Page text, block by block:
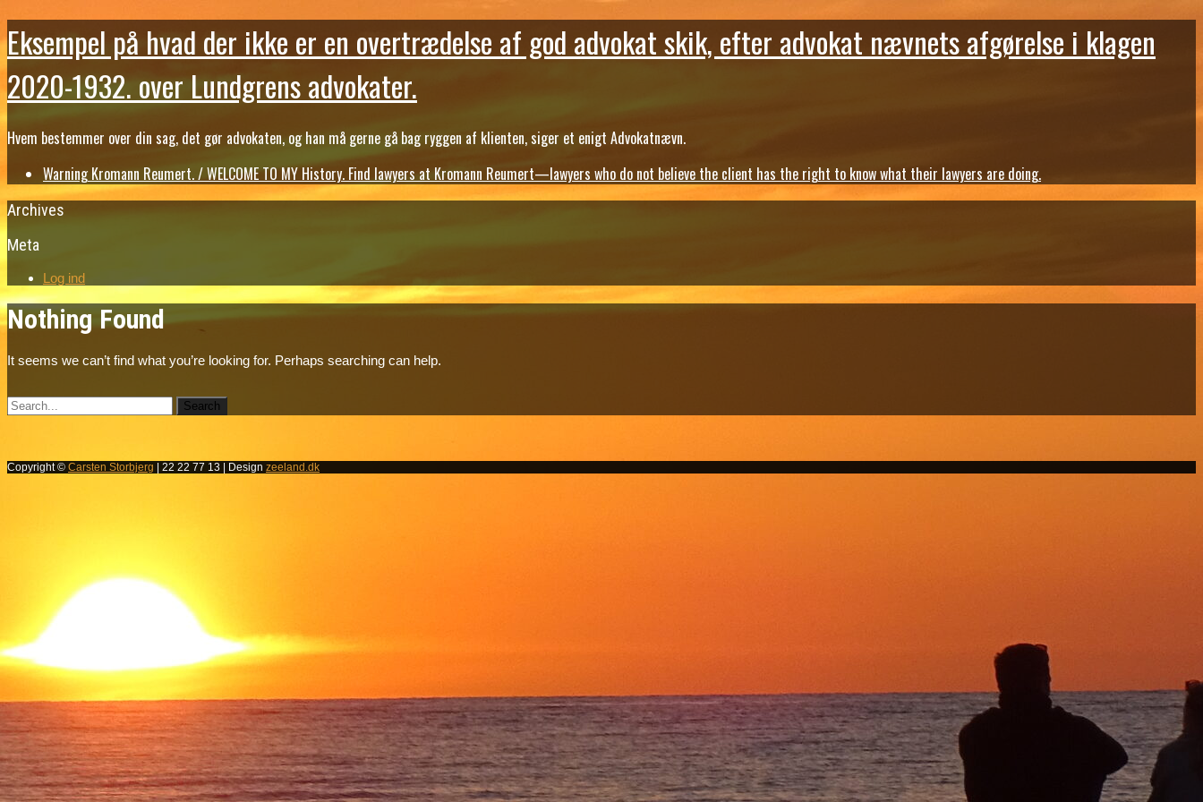
Eksempel på hvad der ikke er en overtrædelse af god advokat skik, efter advokat nævnets afgørelse i klagen
2020-1932. over Lundgrens advokater.
Hvem bestemmer over din sag, det gør advokaten, og han må gerne gå bag ryggen af klienten, siger et enigt Advokatnævn.
Warning Kromann Reumert. / WELCOME TO MY History. Find lawyers at Kromann Reumert—lawyers who do not believe the client has the right to know what their lawyers are doing.
Archives
Meta
Log ind
Nothing Found
It seems we can’t find what you’re looking for. Perhaps searching can help.
Copyright © Carsten Storbjerg | 22 22 77 13 | Design zeeland.dk